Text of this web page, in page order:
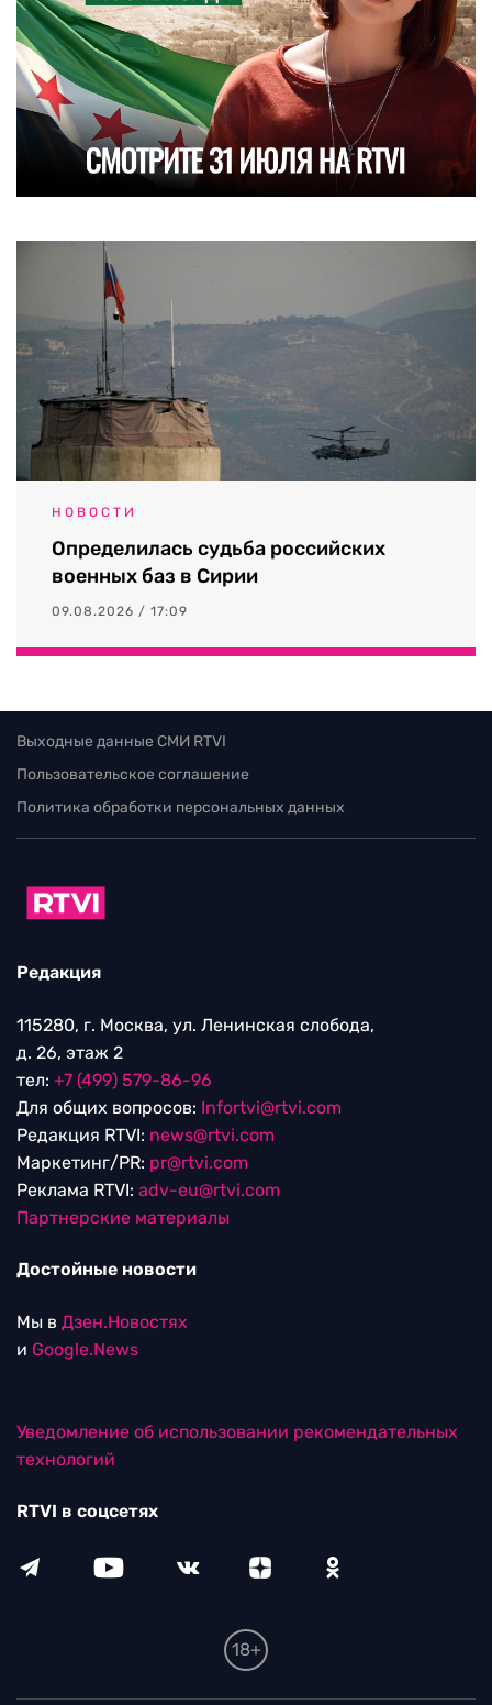
НОВОСТИ
Определилась судьба российских
военных баз в Сирии
09.08.2026 / 17:09
Выходные данные СМИ RTVI
Пользовательское соглашение
Политика обработки персональных данных
Редакция
115280, г. Москва, ул. Ленинская слобода,
д. 26, этаж 2
тел: +7 (499) 579-86-96
Для общих вопросов: Infortvi@rtvi.com
Редакция RTVI: news@rtvi.com
Маркетинг/PR: pr@rtvi.com
Реклама RTVI: adv-eu@rtvi.com
Партнерские материалы
Достойные новости
Мы в Дзен.Новостях
и Google.News
Уведомление об использовании рекомендательных
технологий
RTVI в соцсетях
18+